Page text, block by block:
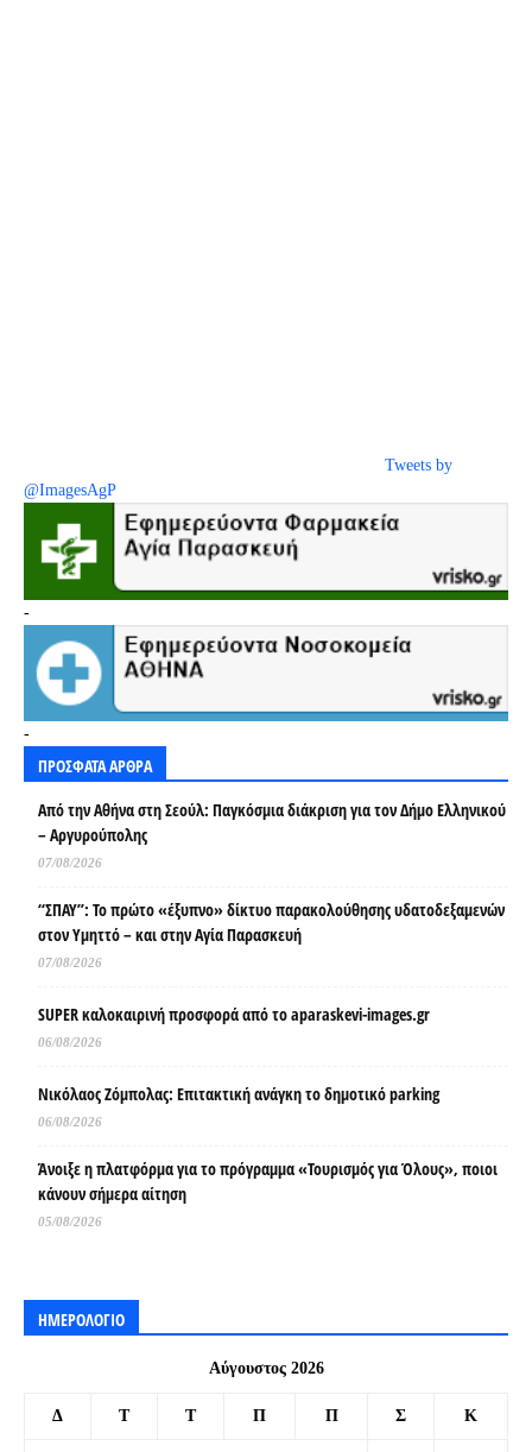
Tweets by
@ImagesAgP
-
-
ΠΡΟΣΦΑΤΑ ΑΡΘΡΑ
Από την Αθήνα στη Σεούλ: Παγκόσμια διάκριση για τον Δήμο Ελληνικού
– Αργυρούπολης
07/08/2026
“ΣΠΑΥ”: Το πρώτο «έξυπνο» δίκτυο παρακολούθησης υδατοδεξαμενών
στον Υμηττό – και στην Αγία Παρασκευή
07/08/2026
SUPER καλοκαιρινή προσφορά από το aparaskevi-images.gr
06/08/2026
Νικόλαος Ζόμπολας: Επιτακτική ανάγκη το δημοτικό parking
06/08/2026
Άνοιξε η πλατφόρμα για το πρόγραμμα «Τουρισμός για Όλους», ποιοι
κάνουν σήμερα αίτηση
05/08/2026
ΗΜΕΡΟΛΟΓΙΟ
Αύγουστος 2026
Δ Τ Τ Π Π Σ Κ